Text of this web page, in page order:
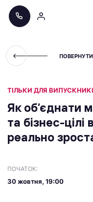
ТІЛЬКИ ДЛЯ
Як об’єднати
та бізнес-
реально
ПОЧАТОК:
30 жовтня, 19:00